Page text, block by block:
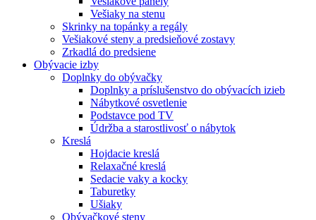
Vešiaky na stenu
Skrinky na topánky a regály
Vešiakové steny a predsieňové zostavy
Zrkadlá do predsiene
Obývacie izby
Doplnky do obývačky
Doplnky a príslušenstvo do obývacích izieb
Nábytkové osvetlenie
Podstavce pod TV
Údržba a starostlivosť o nábytok
Kreslá
Hojdacie kreslá
Relaxačné kreslá
Sedacie vaky a kocky
Taburetky
Ušiaky
Obývačkové steny